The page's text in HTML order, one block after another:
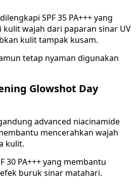
SPF 35 PA+++ yang
wajah dari paparan sinar UV
kulit tampak kusam.
tetap nyaman digunakan
Glowshot Day
advanced niacinamide
mencerahkan wajah
kulit.
30 PA+++ yang membantu
buruk sinar matahari.